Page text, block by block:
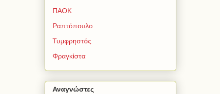
ΠΑΟΚ
Ραπτόπουλο
Τυμφρηστός
Φραγκίστα
Αναγνώστες